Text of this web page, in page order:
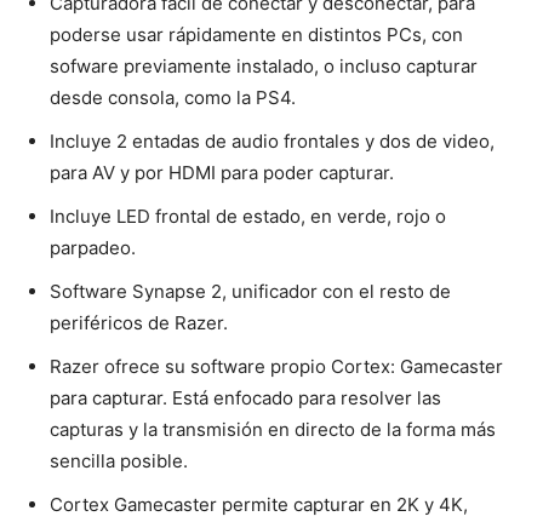
poderse usar rápidamente en distintos PCs, con
sofware previamente instalado, o incluso capturar
desde consola, como la PS4.
Incluye 2 entadas de audio frontales y dos de video,
para AV y por HDMI para poder capturar.
Incluye LED frontal de estado, en verde, rojo o
parpadeo.
Software Synapse 2, unificador con el resto de
periféricos de Razer.
Razer ofrece su software propio Cortex: Gamecaster
para capturar. Está enfocado para resolver las
capturas y la transmisión en directo de la forma más
sencilla posible.
Cortex Gamecaster permite capturar en 2K y 4K,